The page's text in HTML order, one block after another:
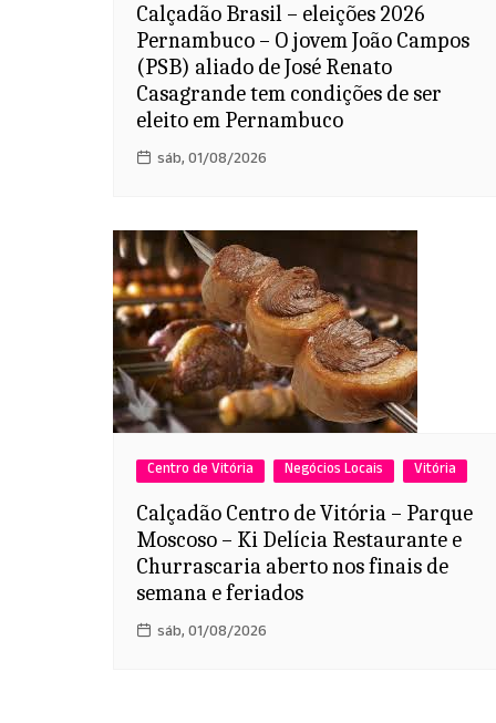
Calçadão Brasil – eleições 2026
Pernambuco – O jovem João Campos
(PSB) aliado de José Renato
Casagrande tem condições de ser
eleito em Pernambuco
sáb, 01/08/2026
Centro de Vitória Negócios Locais Vitória
Calçadão Centro de Vitória – Parque
Moscoso – Ki Delícia Restaurante e
Churrascaria aberto nos finais de
semana e feriados
sáb, 01/08/2026